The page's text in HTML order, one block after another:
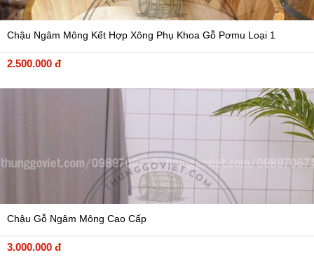
Chậu Ngâm Mông Kết Hợp Xông Phụ Khoa Gỗ Pơmu Loại 1
2.500.000 đ
Chậu Gỗ Ngâm Mông Cao Cấp
3.000.000 đ